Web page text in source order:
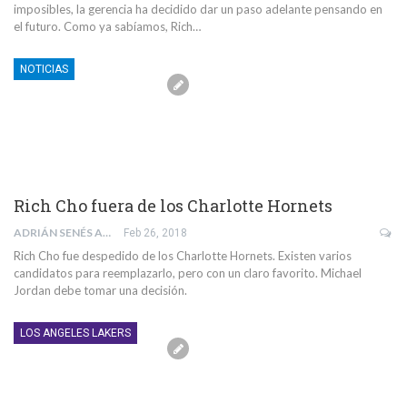
imposibles, la gerencia ha decidido dar un paso adelante pensando en
el futuro. Como ya sabíamos, Rich…
NOTICIAS
Rich Cho fuera de los Charlotte Hornets
ADRIÁN SENÉS ALDOMAR Feb 26, 2018
Rich Cho fue despedido de los Charlotte Hornets. Existen varios
candidatos para reemplazarlo, pero con un claro favorito. Michael
Jordan debe tomar una decisión.
LOS ANGELES LAKERS